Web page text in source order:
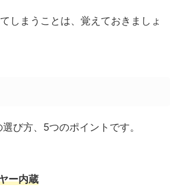
しまうことは、覚えておきましょ
び方、5つのポイントです。
ー内蔵